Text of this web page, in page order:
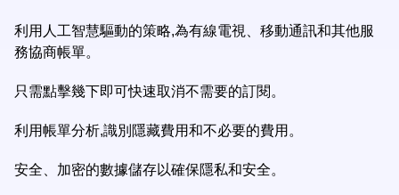
利用人工智慧驅動的策略,為有線電視、移動通訊和其他服
務協商帳單。
只需點擊幾下即可快速取消不需要的訂閱。
利用帳單分析,識別隱藏費用和不必要的費用。
安全、加密的數據儲存以確保隱私和安全。